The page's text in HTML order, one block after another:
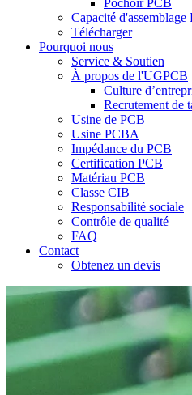
Pochoir PCB
Capacité d'assemblage
Télécharger
Pourquoi nous
Service & Soutien
À propos de l'UGPCB
Culture
Recrutement de
Usine de PCB
Usine PCBA
Impédance du PCB
Certification PCB
Matériau PCB
Classe CIB
Responsabilité sociale
Contrôle de qualité
FAQ
Contact
Obtenez un devis